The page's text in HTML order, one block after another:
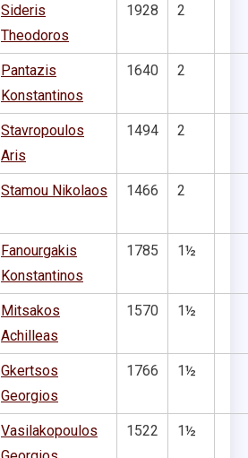
Sideris
Theodoros
1928 2
Pantazis
Konstantinos
1640 2
Stavropoulos
Aris
1494 2
Stamou Nikolaos 1466 2
Fanourgakis
Konstantinos
1785 1½
Mitsakos
Achilleas
1570 1½
Gkertsos
Georgios
1766 1½
Vasilakopoulos
1522 1½